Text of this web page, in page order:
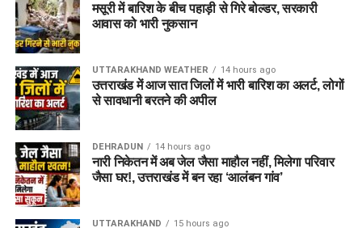
मसूरी में बारिश के बीच पहाड़ी से गिरे बोल्डर, सरकारी
आवास को भारी नुकसान
UTTARAKHAND WEATHER 14 hours ago
उत्तराखंड में आज सात जिलों में भारी बारिश का अलर्ट, लोगों
से सावधानी बरतने की अपील
DEHRADUN 14 hours ago
नारी निकेतन में अब जेल जैसा माहौल नहीं, मिलेगा परिवार
जैसा घर!, उत्तराखंड में बन रहा ‘आलंबन गांव’
UTTARAKHAND 15 hours ago